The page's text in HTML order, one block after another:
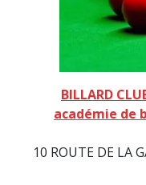
BILLARD
académie de
10 ROUTE DE LA